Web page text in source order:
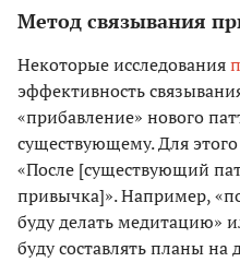
Метод связывания
Некоторые исследования
эффективность
«прибавление» нового
существующему. Для
«После [существующий
привычка]». Например,
буду делать медитацию»
буду составлять планы на